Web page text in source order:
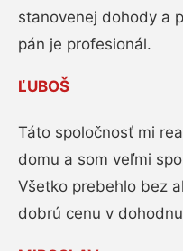
stanovenej dohody a
pán je profesionál.
ĽUBOŠ
Táto spoločnosť mi
domu a som veľmi
Všetko prebehlo bez
dobrú cenu v